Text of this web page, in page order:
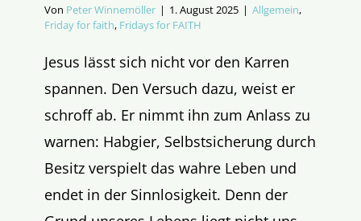
Von Peter Winnemöller | 1. August 2025 | Allgemein,
Friday for faith, Fridays for FAITH
Jesus lässt sich nicht vor den Karren
spannen. Den Versuch dazu, weist er
schroff ab. Er nimmt ihn zum Anlass zu
warnen: Habgier, Selbstsicherung durch
Besitz verspielt das wahre Leben und
endet in der Sinnlosigkeit. Denn der